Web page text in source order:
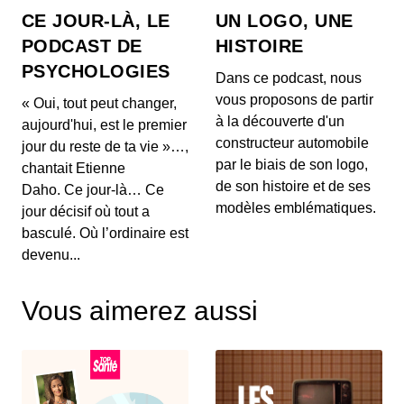
27 mai 2026 : Mythes sur la perte de
poids, l'impact du vin rouge et
tendances capillaires de Cannes
00:03:48 - IL Y A 2 MOIS
1. 🍽️ **Mythes de la perte de poids :** Découvrez
pourquoi manger tard le soir ne fait pas forcéme...
26 mai 2026 : Alerte sanitaire,
hydratation et astuces beauté pour les
mains
00:03:56 - IL Y A 2 MOIS
1. ⚠️ **Alerte de RappelConso sur les merguez
mer...
Tendances street food
00:04:07 - IL Y A 2 MOIS
18 mai 2026 : Cholestérol, Longévité et
CE JOUR-LÀ, LE
PODCAST DE
PSYCHOLOGIES
« Oui, tout peut changer,
aujourd'hui, est le premier
jour du reste de ta vie »…,
chantait Etienne
Daho. Ce jour-là… Ce
jour décisif où tout a
basculé. Où l’ordinaire est
devenu...
UN LOGO, UNE
HISTOIRE
Dans ce podcast, nous
vous proposons de partir
à la découverte d'un
constructeur automobile
par le biais de son logo,
de son histoire et de ses
modèles emblématiques.
Vous aimerez aussi